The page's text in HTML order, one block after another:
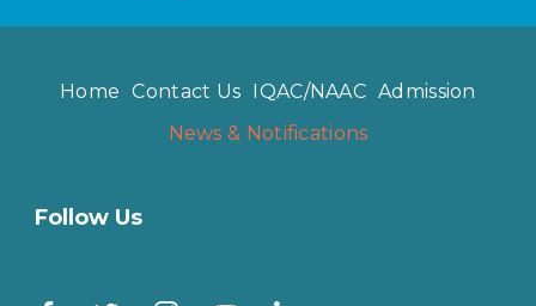
Home Contact Us IQAC/NAAC Admission
News & Notifications
Follow Us